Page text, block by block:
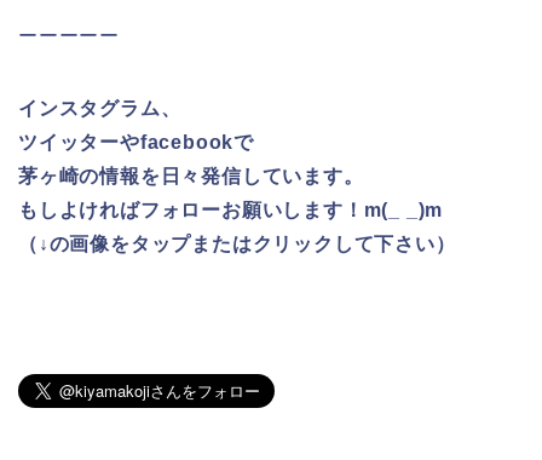
ーーーーー
インスタグラム、
ツイッターやfacebookで
茅ヶ崎の情報を日々発信しています。
もしよければフォローお願いします！m(_ _)m
（↓の画像をタップまたはクリックして下さい）